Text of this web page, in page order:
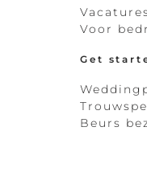
Voor
Get
Beurs